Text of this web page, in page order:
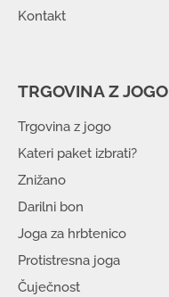
Kontakt
TRGOVINA Z JOGO
Trgovina z jogo
Kateri paket izbrati?
Znižano
Darilni bon
Joga za hrbtenico
Protistresna joga
Čuječnost